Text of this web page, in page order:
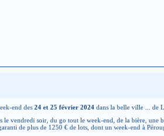
end des 24 et 25 février 2024 dans la belle ville ... de
le vendredi soir, du go tout le week-end, de la bière,
de plus de 1250 € de lots, dont un week-end à